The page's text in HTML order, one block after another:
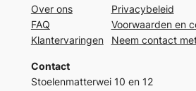
Over ons
FAQ
Klantervaringen
Privacybeleid
Voorwaarden en
Neem contact
Contact
Stoelenmatterwei 10 en 12